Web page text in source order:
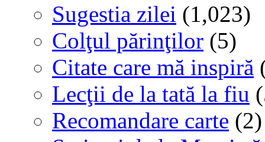
Sugestia zilei (1,023)
Colţul părinţilor (5)
Citate care mă inspiră
Lecţii de la tată la fiu
Recomandare carte (2)